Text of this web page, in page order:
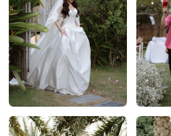
Địa chỉ E-mail